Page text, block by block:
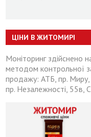
ЦІНИ В ЖИТОМИРІ
Моніторинг здійснено
методом контрольної
продажу: АТБ, пр. Миру,
пр. Незалежності, 55в,